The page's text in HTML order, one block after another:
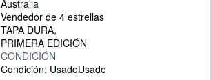
Australia
Vendedor de 4 estrellas
TAPA DURA
PRIMERA EDICIÓN
CONDICIÓN
Condición: UsadoUsado